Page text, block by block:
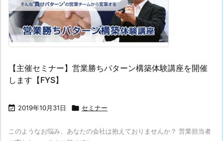
【主催セミナー】営業勝ちパターン構築体験講座を開催
します【FYS】
 2019年10月31日  セミナー
このようなお悩み、あなたの会社は抱えておりませんか？ 営業担当者